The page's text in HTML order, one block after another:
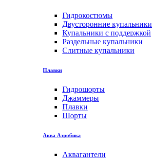
Гидрокостюмы
Двусторонние купальники
Купальники с поддержкой
Раздельные купальники
Слитные купальники
Плавки
Гидрошорты
Джаммеры
Плавки
Шорты
Аква Аэробика
Аквагантели